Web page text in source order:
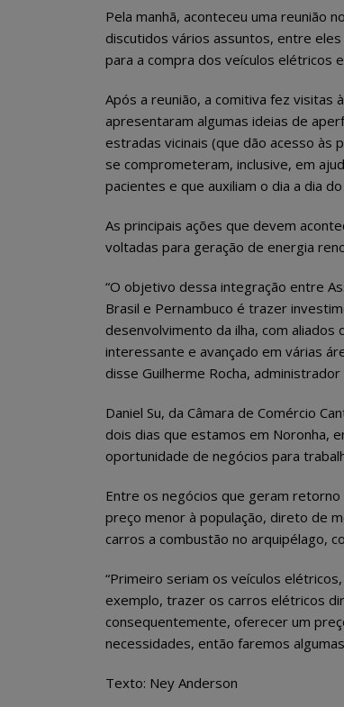
Pela manhã, aconteceu uma reunião
discutidos vários assuntos, entre
para a compra dos veículos elétricos
Após a reunião, a comitiva fez visitas
apresentaram algumas ideias de
estradas vicinais (que dão acesso às
se comprometeram, inclusive, em
pacientes e que auxiliam o dia a dia
As principais ações que devem
voltadas para geração de energia
“O objetivo dessa integração entre
Brasil e Pernambuco é trazer
desenvolvimento da ilha, com
interessante e avançado em várias
disse Guilherme Rocha,
Daniel Su, da Câmara de Comércio
dois dias que estamos em Noronha,
oportunidade de negócios para
Entre os negócios que geram
preço menor à população, direto de
carros a combustão no arquipélago,
“Primeiro seriam os veículos
exemplo, trazer os carros elétricos
consequentemente, oferecer um
necessidades, então faremos
Texto: Ney Anderson